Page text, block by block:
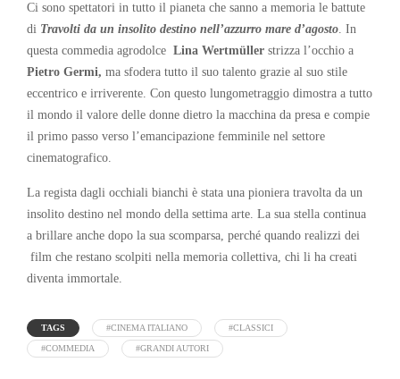
Ci sono spettatori in tutto il pianeta che sanno a memoria le battute
di Travolti da un insolito destino nell’azzurro mare d’agosto. In
questa commedia agrodolce Lina Wertmüller strizza l’occhio a
Pietro Germi, ma sfodera tutto il suo talento grazie al suo stile
eccentrico e irriverente. Con questo lungometraggio dimostra a tutto
il mondo il valore delle donne dietro la macchina da presa e compie
il primo passo verso l’emancipazione femminile nel settore
cinematografico.
La regista dagli occhiali bianchi è stata una pioniera travolta da un
insolito destino nel mondo della settima arte. La sua stella continua
a brillare anche dopo la sua scomparsa, perché quando realizzi dei
film che restano scolpiti nella memoria collettiva, chi li ha creati
diventa immortale.
TAGS #CINEMA ITALIANO #CLASSICI
#COMMEDIA #GRANDI AUTORI